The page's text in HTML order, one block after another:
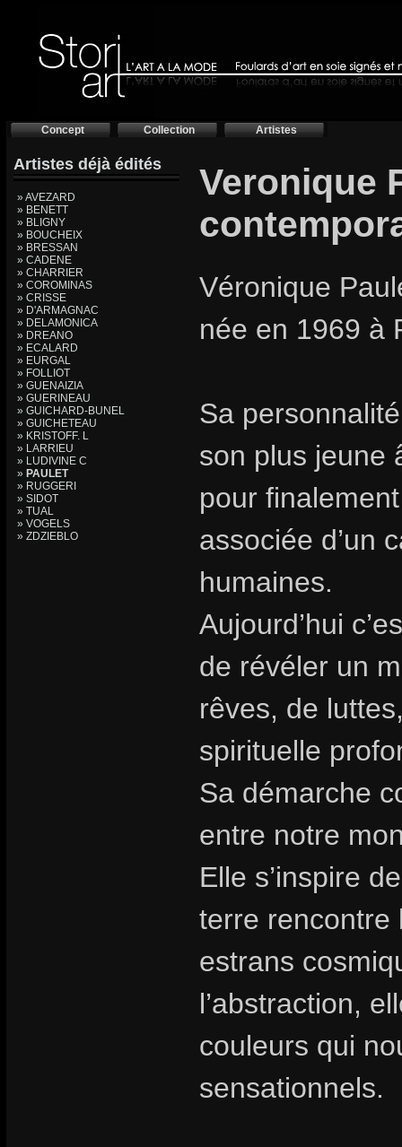
Concept Collection Artistes
Artistes déjà édités
» AVEZARD
» BENETT
» BLIGNY
» BOUCHEIX
» BRESSAN
» CADENE
» CHARRIER
» COROMINAS
» CRISSE
» D'ARMAGNAC
» DELAMONICA
» DREANO
» ECALARD
» EURGAL
» FOLLIOT
» GUENAIZIA
» GUERINEAU
» GUICHARD-BUNEL
» GUICHETEAU
» KRISTOFF. L
» LARRIEU
» LUDIVINE C
» PAULET
» RUGGERI
» SIDOT
» TUAL
» VOGELS
» ZDZIEBLO
Veronique
Véronique
née en 1969 à
Sa
son plus jeune
pour
associée d’un
humaines.
Aujourd’hui
de révéler un
rêves, de
spirituelle
Sa démarche
entre notre
Elle s’inspire
terre rencontre
estrans
l’abstraction,
couleurs qui
sensationnels.